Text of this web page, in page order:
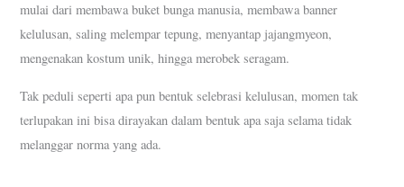
mulai dari membawa buket bunga manusia, membawa banner
kelulusan, saling melempar tepung, menyantap jajangmyeon,
mengenakan kostum unik, hingga merobek seragam.
Tak peduli seperti apa pun bentuk selebrasi kelulusan, momen tak
terlupakan ini bisa dirayakan dalam bentuk apa saja selama tidak
melanggar norma yang ada.